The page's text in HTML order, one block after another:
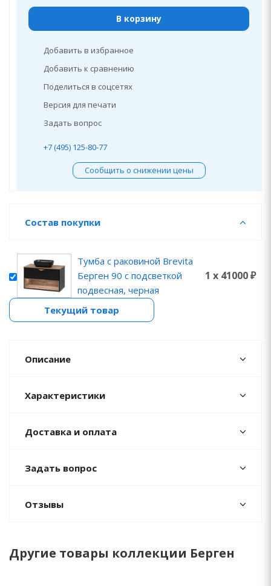
В корзину
Добавить в избранное
Добавить к сравнению
Поделиться в соцсетях
Версия для печати
Задать вопрос
+7 (495) 125-80-77
Сообщить о снижении цены
Состав покупки
Тумба с раковиной Brevita
Берген 90 с подсветкой
подвесная, черная
1 x 41000 ₽
Текущий товар
Описание
Характеристики
Доставка и оплата
Задать вопрос
Отзывы
Другие товары коллекции Берген